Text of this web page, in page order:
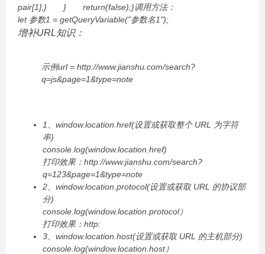
pair[1];} } return(false);}调用方法：
let 参数1 = getQueryVariable("参数名1");
增补URL知识：
示例url = http://www.jianshu.com/search?
q=js&page=1&type=note
1、window.location.href(设置或获取整个 URL 为字符
串)
console.log(window.location.href)
打印效果：http://www.jianshu.com/search?
q=123&page=1&type=note
2、window.location.protocol(设置或获取 URL 的协议部
分)
console.log(window.location.protocol）
打印效果：http:
3、window.location.host(设置或获取 URL 的主机部分)
console.log(window.location.host）